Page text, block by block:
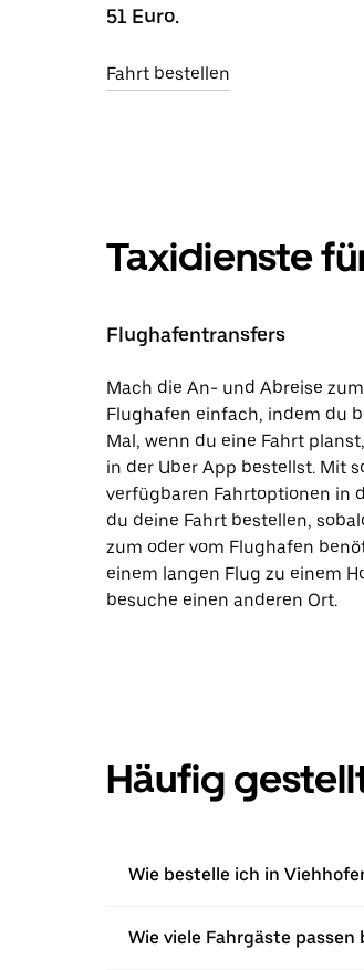
51 Euro.
Fahrt bestellen
Taxidienste
Flughafentransfers
Mach die An- und Abreise
Flughafen einfach, indem du
Mal, wenn du eine Fahrt
in der Uber App bestellst. Mit
verfügbaren Fahrtoptionen in
du deine Fahrt bestellen,
zum oder vom Flughafen
einem langen Flug zu einem
besuche einen anderen Ort.
Häufig
Wie bestelle ich in
Wie viele Fahrgäste